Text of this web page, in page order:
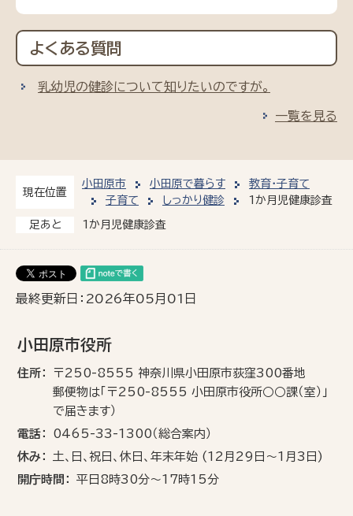
現在位置
小田原市 小田原で暮らす
教育・子育て
子育て
しっかり健診 1か月児健康診査
足あと 1か月児健康診査
最終更新日：2026年05月01日
よくある質問
乳幼児の健診について知りたいのですが。
一覧を見る
小田原市役所
住所
〒250-8555 神奈川県小田原市荻窪300番地
郵便物は「〒250-8555 小田原市役所○○課（室）」
で届きます）
電話
0465-33-1300（総合案内）
休み
土､日､祝日、休日、年末年始 (12月29日～1月3日)
開庁時間
平日8時30分～17時15分